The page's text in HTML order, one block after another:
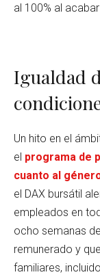
al 100% al
Igualdad
Un hito en el
el programa de
cuanto al
el DAX bursátil
empleados en
ocho semanas
remunerado y
familiares,